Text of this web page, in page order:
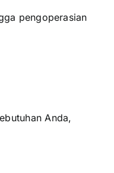
pengoperasian
Anda,